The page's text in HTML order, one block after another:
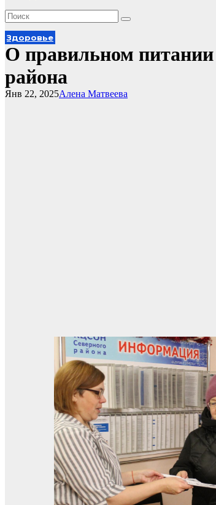
Здоровье
О правильном
района
Алена Матвеева
Янв 22, 2025